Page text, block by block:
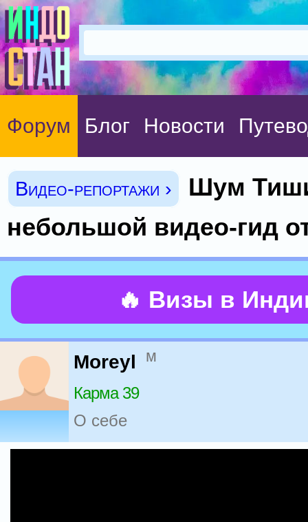
Форум Блог Новости
Видео-репортажи ›
Шум
небольшой видео-гид
🔥 Визы в
Moreyl м
Карма 39
О себе